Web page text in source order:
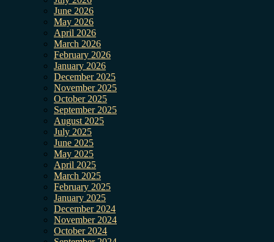
June 2026
May 2026
April 2026
March 2026
February 2026
January 2026
December 2025
November 2025
October 2025
September 2025
August 2025
July 2025
June 2025
May 2025
April 2025
March 2025
February 2025
January 2025
December 2024
November 2024
October 2024